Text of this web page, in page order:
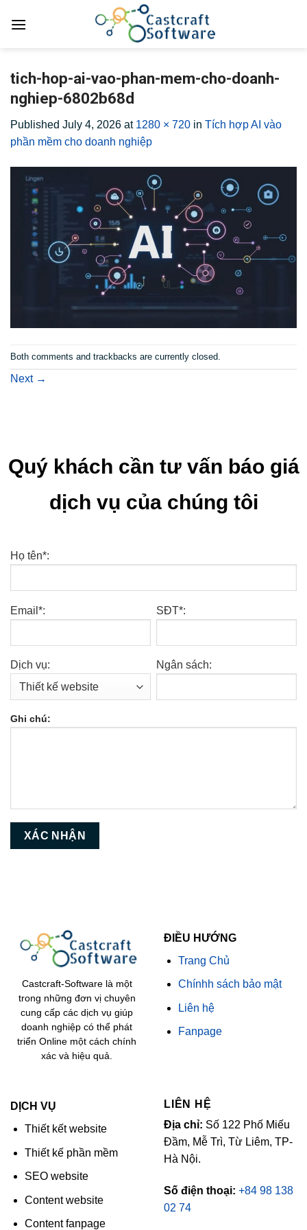
tich-hop-ai-vao-phan-mem-cho-doanh-
nghiep-6802b68d
Published July 4, 2026 at 1280 × 720 in Tích hợp AI vào
phần mềm cho doanh nghiệp
Both comments and trackbacks are currently closed.
Next →
Quý khách cần tư vấn báo giá
dịch vụ của chúng tôi
Họ tên*:
Email*: SĐT*:
Dịch vụ: Ngân sách:
Ghi chú:
Castcraft-Software là một
trong những đơn vị chuyên
cung cấp các dịch vụ giúp
doanh nghiệp có thể phát
triển Online một cách chính
xác và hiệu quả.
ĐIỀU HƯỚNG
Trang Chủ
Chínhh sách bảo mật
Liên hệ
Fanpage
DỊCH VỤ
Thiết kết website
Thiết kế phần mềm
SEO website
Content website
Content fanpage
LIÊN HỆ
Địa chỉ: Số 122 Phố Miếu
Đầm, Mễ Trì, Từ Liêm, TP-
Hà Nội.
Số điện thoại: +84 98 138
02 74